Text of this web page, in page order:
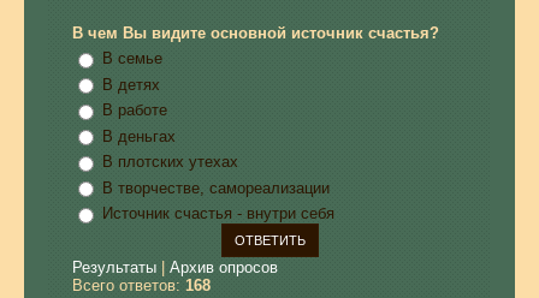
В чем Вы видите основной источник счастья?
В семье
В детях
В работе
В деньгах
В плотских утехах
В творчестве, самореализации
Источник счастья - внутри себя
Результаты
Архив опросов
Всего ответов: 168